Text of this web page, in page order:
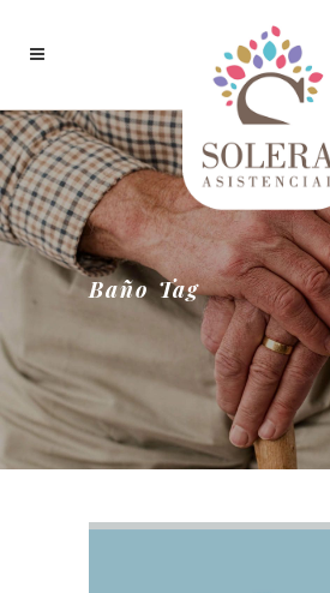
Baño Tag